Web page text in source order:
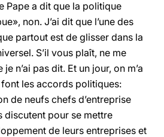
Pape a dit que la politique
non. J’ai dit que l’une des
partout est de glisser dans la
S’il vous plaît, ne me
n’ai pas dit. Et un jour, on m’a
les accords politiques:
de neufs chefs d’entreprise
discutent pour se mettre
de leurs entreprises et